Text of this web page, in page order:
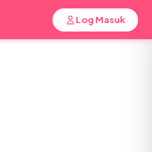
Log Masuk